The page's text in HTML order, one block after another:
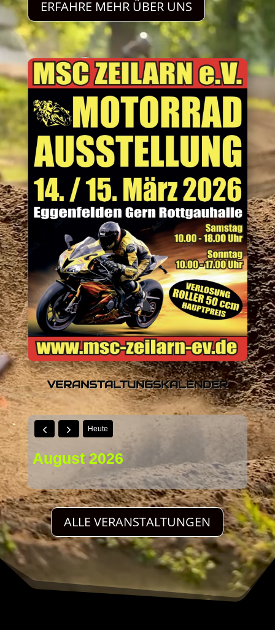
ERFAHRE MEHR ÜBER UNS
VERANSTALTUNGSKALENDER
Heute
August 2026
Keine Ereignisse anzuzeigen
ALLE VERANSTALTUNGEN